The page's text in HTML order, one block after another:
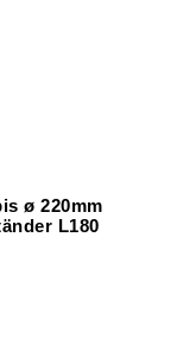
ø 220mm
L180